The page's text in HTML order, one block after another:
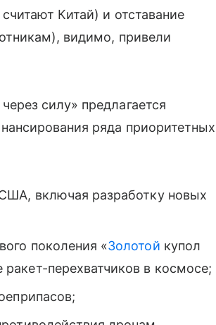
Китай) и отставание
видимо, привели
силу» предлагается
ряда приоритетных
включая разработку новых
поколения «Золотой купол
перехватчиков в космосе;